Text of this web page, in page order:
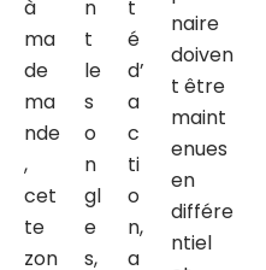
à
ma
de
ma
nde
,
cet
te
zon
n
t
le
s
o
n
gl
e
s,
t
é
d’
a
c
ti
o
n,
a
naire
doiven
t être
maint
enues
en
différe
ntiel